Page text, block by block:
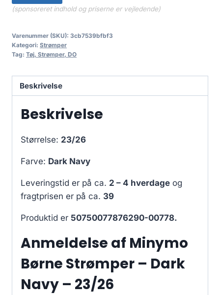
(sponsoreret indhold og priserne er vejledende)
Varenummer (SKU): 3cb7539bfbf3
Kategori: Strømper
Tag: Tøj, Strømper, DO
Beskrivelse
Beskrivelse
Størrelse: 23/26
Farve: Dark Navy
Leveringstid er på ca. 2 – 4 hverdage og
fragtprisen er på ca. 39
Produktid er 50750077876290-00778.
Anmeldelse af Minymo
Børne Strømper – Dark
Navy – 23/26